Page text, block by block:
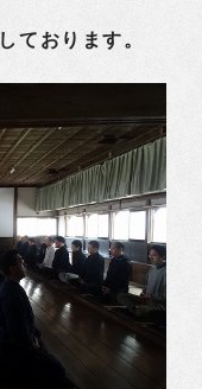
ております。